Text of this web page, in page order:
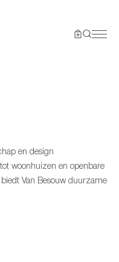
en design
woonhuizen en openbare
Van Besouw duurzame